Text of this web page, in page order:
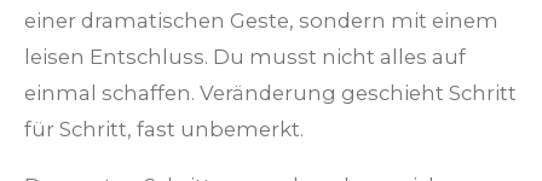
einer dramatischen Geste, sondern mit einem
leisen Entschluss. Du musst nicht alles auf
einmal schaffen. Veränderung geschieht Schritt
für Schritt, fast unbemerkt.